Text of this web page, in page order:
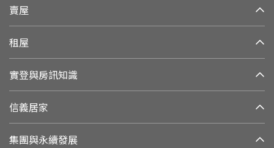
賣屋
租屋
實登與房訊知識
信義居家
集團與永續發展